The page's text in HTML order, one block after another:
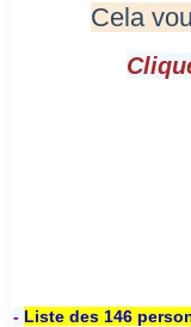
Cela
- Liste des 146